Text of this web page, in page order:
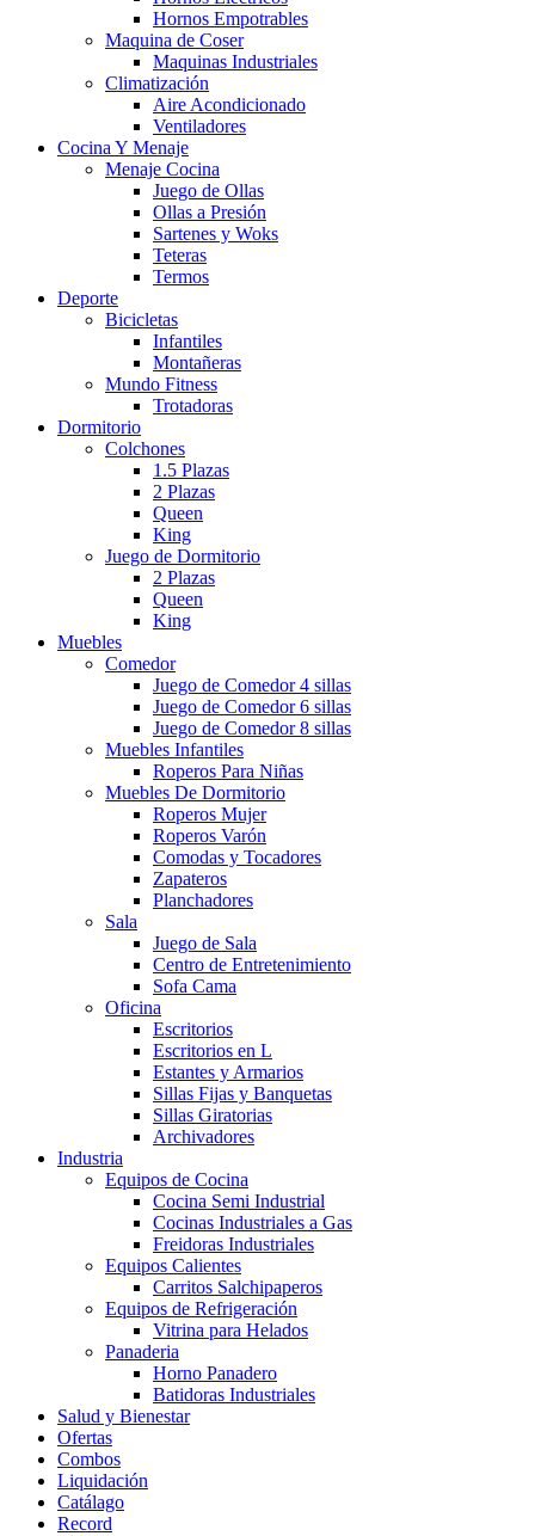
Hornos Empotrables
Maquina de Coser
Maquinas Industriales
Climatización
Aire Acondicionado
Ventiladores
Cocina Y Menaje
Menaje Cocina
Juego de Ollas
Ollas a Presión
Sartenes y Woks
Teteras
Termos
Deporte
Bicicletas
Infantiles
Montañeras
Mundo Fitness
Trotadoras
Dormitorio
Colchones
1.5 Plazas
2 Plazas
Queen
King
Juego de Dormitorio
2 Plazas
Queen
King
Muebles
Comedor
Juego de Comedor 4 sillas
Juego de Comedor 6 sillas
Juego de Comedor 8 sillas
Muebles Infantiles
Roperos Para Niñas
Muebles De Dormitorio
Roperos Mujer
Roperos Varón
Comodas y Tocadores
Zapateros
Planchadores
Sala
Juego de Sala
Centro de Entretenimiento
Sofa Cama
Oficina
Escritorios
Escritorios en L
Estantes y Armarios
Sillas Fijas y Banquetas
Sillas Giratorias
Archivadores
Industria
Equipos de Cocina
Cocina Semi Industrial
Cocinas Industriales a Gas
Freidoras Industriales
Equipos Calientes
Carritos Salchipaperos
Equipos de Refrigeración
Vitrina para Helados
Panaderia
Horno Panadero
Batidoras Industriales
Salud y Bienestar
Ofertas
Combos
Liquidación
Catálago
Record